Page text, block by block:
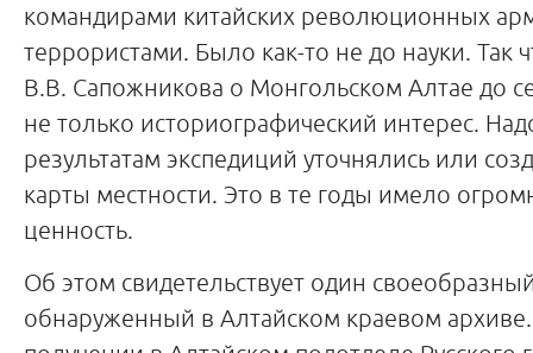
командирами китайских революционных
террористами. Было как-то не до науки. Так
В.В. Сапожникова о Монгольском Алтае до
не только историографический интерес.
результатам экспедиций уточнялись или
карты местности. Это в те годы имело
ценность.
Об этом свидетельствует один
обнаруженный в Алтайском краевом архиве.